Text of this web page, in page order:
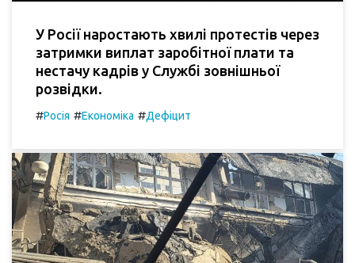
У Росії наростають хвилі протестів через
затримки виплат заробітної плати та
нестачу кадрів у Службі зовнішньої
розвідки.
#Росія #Економіка #Дефіцит